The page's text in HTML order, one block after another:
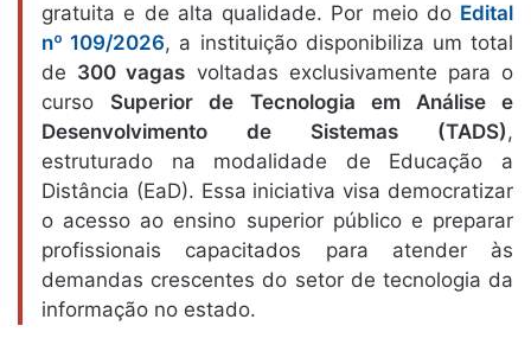
gratuita e de alta qualidade. Por meio do Edital
nº 109/2026, a instituição disponibiliza um total
de 300 vagas voltadas exclusivamente para o
curso Superior de Tecnologia em Análise e
Desenvolvimento de Sistemas (TADS),
estruturado na modalidade de Educação a
Distância (EaD). Essa iniciativa visa democratizar
o acesso ao ensino superior público e preparar
profissionais capacitados para atender às
demandas crescentes do setor de tecnologia da
informação no estado.